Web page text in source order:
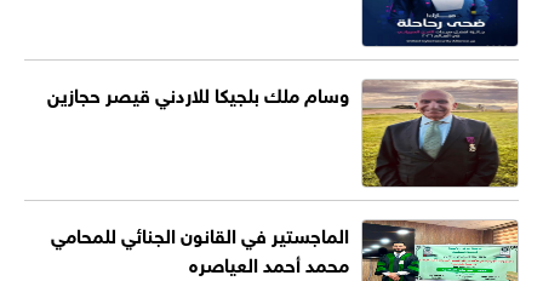
وسام ملك بلجيكا للاردني قيصر حجازين
الماجستير في القانون الجنائي للمحامي
محمد أحمد العياصره